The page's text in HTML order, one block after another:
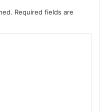
Required fields are